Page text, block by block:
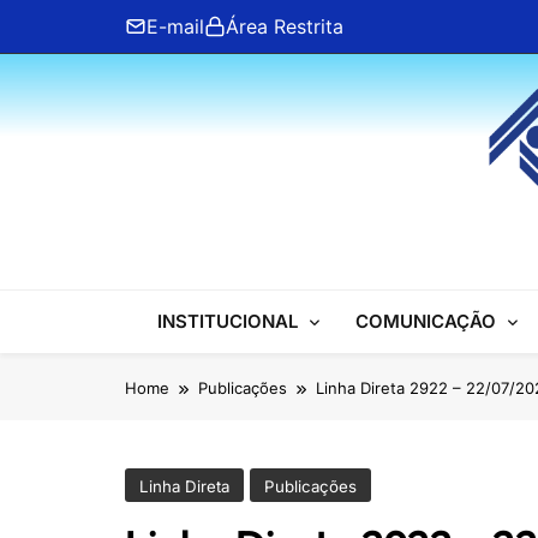
content
E-mail Área Restrita
ANFIP Nacional
INSTITUCIONAL COMUNICAÇÃO
Home Publicações Linha Direta 2922 – 22/07/
Linha Direta Publicações